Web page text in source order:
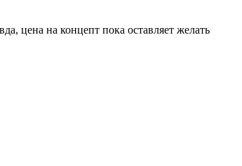
цена на концепт пока оставляет желать